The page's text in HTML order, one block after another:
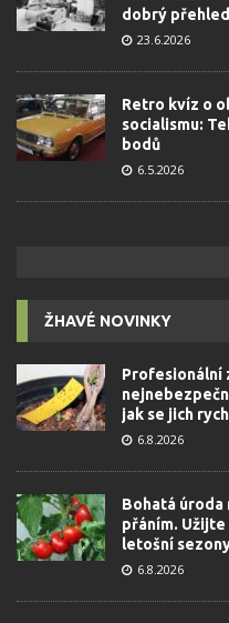
dobrý přehled
23.6.2026
Retro kvíz o
socialismu:
bodů
6.5.2026
ŽHAVÉ NOVINKY
Profesionální
jak se jich
6.8.2026
Bohatá úroda
přáním. Užijte
letošní
6.8.2026